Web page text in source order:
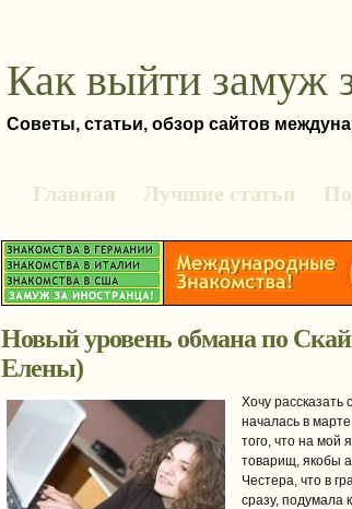
Как выйти замуж
Советы, статьи, обзор сайтов
Главная Лучшие статьи
Новый уровень обмана по
Елены)
Хочу рассказать
началась в
того, что на мой
товарищ, якобы
Честера, что в
сразу, подумала